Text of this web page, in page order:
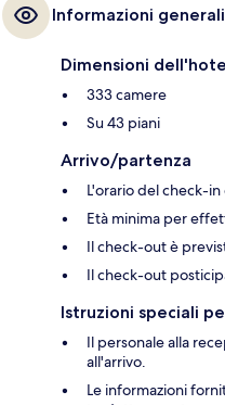
Informazioni generali
Dimensioni
333 camere
Su 43 piani
Arrivo/partenza
L'orario del check-
Età minima per
Il check-out è
Il check-out
Istruzioni speciali
Il personale alla
all'arrivo.
Le informazioni